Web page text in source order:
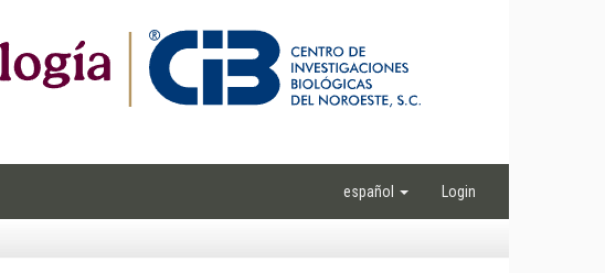
español Login